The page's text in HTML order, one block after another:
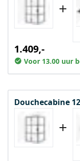
1.409,-
Voor 13.00 uur
Douchecabine